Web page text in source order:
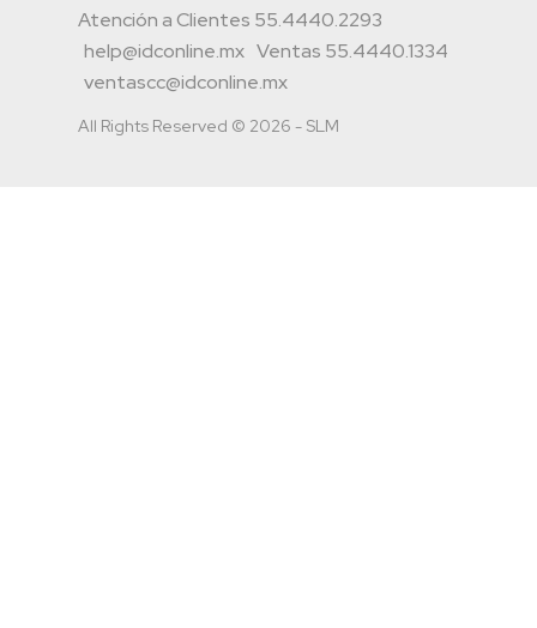
Atención a Clientes 55.4440.2293
help@idconline.mx Ventas 55.4440.1334
ventascc@idconline.mx
All Rights Reserved © 2026 - SLM